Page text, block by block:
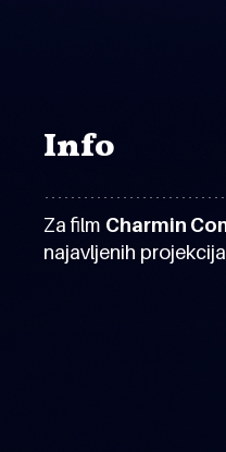
Info
Za film Charmin
najavljenih